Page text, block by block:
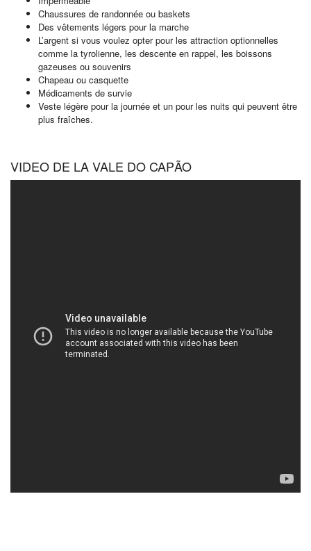
Chaussures de randonnée ou baskets
Des vêtements légers pour la marche
L’argent si vous voulez opter pour les attraction optionnelles
comme la tyrolienne, les descente en rappel, les boissons
gazeuses ou souvenirs
Chapeau ou casquette
Médicaments de survie
Veste légère pour la journée et un pour les nuits qui peuvent être
plus fraîches.
VIDEO DE LA VALE DO CAPÃO